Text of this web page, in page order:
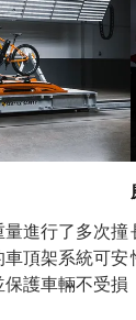
進行了多次撞
頂架系統可安
護車輛不受損